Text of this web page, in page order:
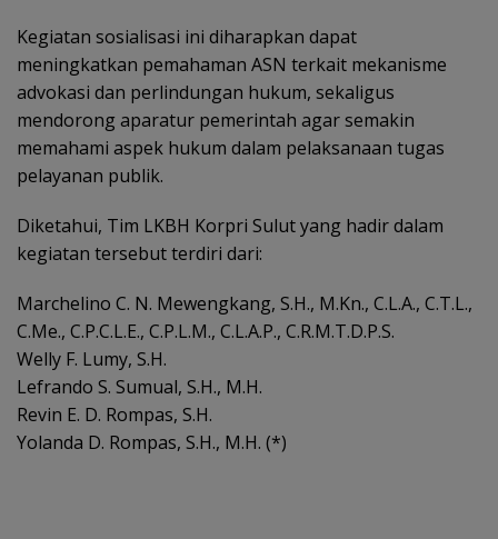
Kegiatan sosialisasi ini diharapkan dapat
meningkatkan pemahaman ASN terkait mekanisme
advokasi dan perlindungan hukum, sekaligus
mendorong aparatur pemerintah agar semakin
memahami aspek hukum dalam pelaksanaan tugas
pelayanan publik.
Diketahui, Tim LKBH Korpri Sulut yang hadir dalam
kegiatan tersebut terdiri dari:
Marchelino C. N. Mewengkang, S.H., M.Kn., C.L.A., C.T.L.,
C.Me., C.P.C.L.E., C.P.L.M., C.L.A.P., C.R.M.T.D.P.S.
Welly F. Lumy, S.H.
Lefrando S. Sumual, S.H., M.H.
Revin E. D. Rompas, S.H.
Yolanda D. Rompas, S.H., M.H. (*)